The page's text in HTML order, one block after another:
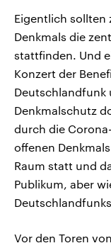
Eigentlich sollten
Denkmals die
stattfinden. Und
Konzert der
Deutschlandfunk
Denkmalschutz
durch die
offenen
Raum statt und
Publikum, aber
Vor den Toren